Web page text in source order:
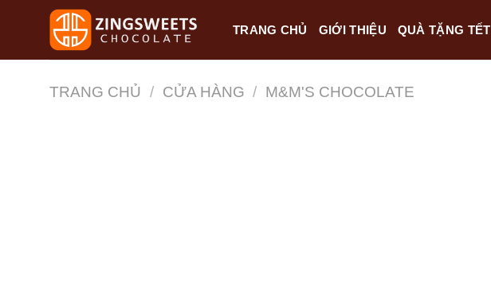
content
TRANG CHỦ GIỚI THIỆU QUÀ TẶNG TẾT
TRANG CHỦ / CỬA HÀNG / M&M'S CHOCOLATE